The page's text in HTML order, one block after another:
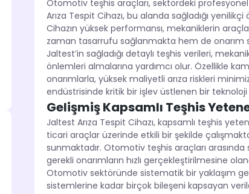
Otomotiv teşhis araçları, sektördeki
Arıza Tespit Cihazı, bu alanda sağladığı
Cihazın yüksek performansı, mekaniklerin
zaman tasarrufu sağlanmakta hem de onarım
Jaltest’in sağladığı detaylı teşhis verileri,
önlemleri almalarına yardımcı olur. Özellikle
onarımlarla, yüksek maliyetli arıza riskleri
endüstrisinde kritik bir işlev üstlenen bir teknoloji
Gelişmiş Kapsamlı Teşhis
Jaltest Arıza Tespit Cihazı, kapsamlı teşhis
ticari araçlar üzerinde etkili bir şekilde
sunmaktadır. Otomotiv teşhis araçları arasında
gerekli onarımların hızlı gerçekleştirilmesine
Otomotiv sektöründe sistematik bir yaklaşım
sistemlerine kadar birçok bileşeni kapsayan